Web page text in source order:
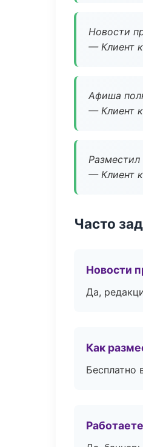
Новости
— Клиент
Афиша
— Клиент
— Клиент
Часто
Новости
Да,
Как
Бесплатно